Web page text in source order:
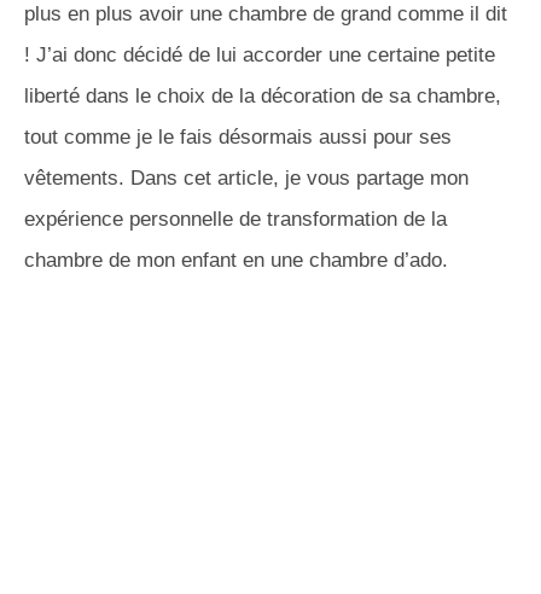
plus en plus avoir une chambre de grand comme il dit
! J’ai donc décidé de lui accorder une certaine petite
liberté dans le choix de la décoration de sa chambre,
tout comme je le fais désormais aussi pour ses
vêtements. Dans cet article, je vous partage mon
expérience personnelle de transformation de la
chambre de mon enfant en une chambre d’ado.